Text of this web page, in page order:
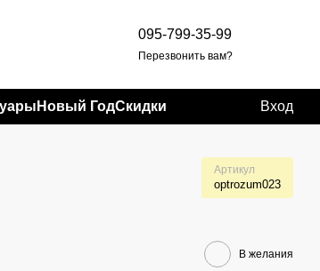
095-799-35-99
Перезвонить вам?
Новый ГодСкидки Вход
Артикул
optrozum023
В желания